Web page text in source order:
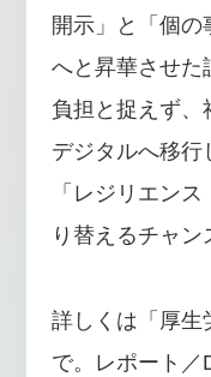
開示」と「個
へと昇華させた
負担と捉えず、
デジタルへ移行
「レジリエン
り替えるチャン
詳しくは「厚生
で。レポート／